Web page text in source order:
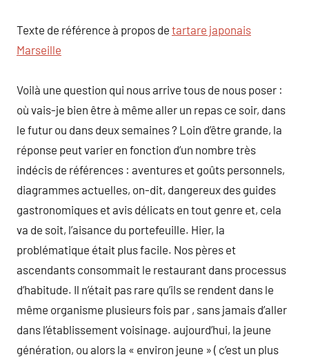
Texte de référence à propos de tartare japonais
Marseille
Voilà une question qui nous arrive tous de nous poser :
où vais-je bien être à même aller un repas ce soir, dans
le futur ou dans deux semaines ? Loin d’être grande, la
réponse peut varier en fonction d’un nombre très
indécis de références : aventures et goûts personnels,
diagrammes actuelles, on-dit, dangereux des guides
gastronomiques et avis délicats en tout genre et, cela
va de soit, l’aisance du portefeuille. Hier, la
problématique était plus facile. Nos pères et
ascendants consommait le restaurant dans processus
d’habitude. Il n’était pas rare qu’ils se rendent dans le
même organisme plusieurs fois par , sans jamais d’aller
dans l’établissement voisinage. aujourd’hui, la jeune
génération, ou alors la « environ jeune » ( c’est un plus